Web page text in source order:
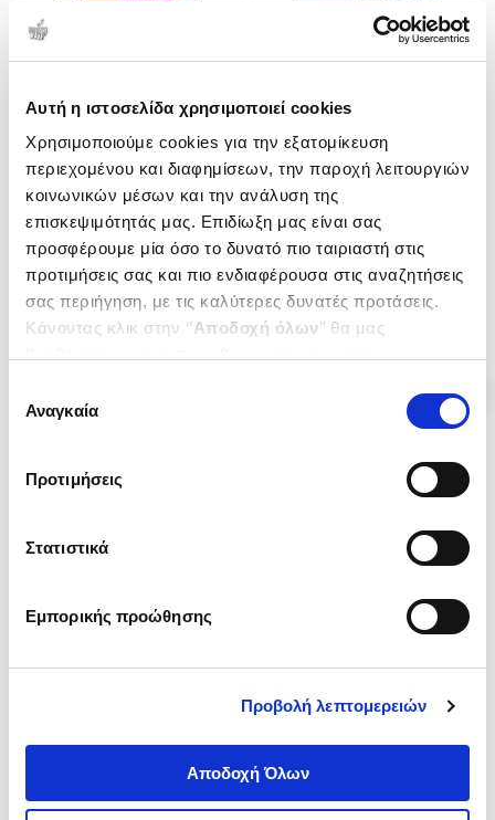
Αυτή η ιστοσελίδα χρησιμοποιεί cookies
Χρησιμοποιούμε cookies για την εξατομίκευση
περιεχομένου και διαφημίσεων, την παροχή λειτουργιών
κοινωνικών μέσων και την ανάλυση της
επισκεψιμότητάς μας. Επιδίωξη μας είναι σας
προσφέρουμε μία όσο το δυνατό πιο ταιριαστή στις
προτιμήσεις σας και πιο ενδιαφέρουσα στις αναζητήσεις
σας περιήγηση, με τις καλύτερες δυνατές προτάσεις.
Κάνοντας κλικ στην ‘’Αποδοχή όλων’’ θα μας
ενδιαφέρουν και να επιλέξετε από τα παρακάτω με την
΄΄και να ενημερωθείτε σχετικά με
συγκατάθεσης
Αναγκαία
Προτιμήσεις
Στατιστικά
Εμπορικής προώθησης
Προβολή λεπτομερειών
Αποδοχή Όλων
(0)
(P/B) PROJECT JAPAN
METABOLISM TALKS...
KOOLHAAS REM
Κωδ. Πολιτείας:3745-1547
45 €
Τιμή Πολιτείας
(H/B) TETE A TETE
OBRIST HANS-ULRICH
Κωδ. Πολιτείας:
44 €
Τιμή Πολιτείας
(P/B) LIVES OF THE ARTISTS,
LIVES OF THE ARCHITECTS
OBRIST HANS-ULRICH
(H/B) Anselm Kiefer
OBRIST HANS-ULRICH
Κωδ. Πολιτείας:2643-0014